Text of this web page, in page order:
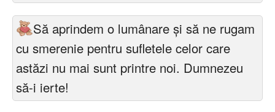
Să aprindem o lumânare și să ne rugam
cu smerenie pentru sufletele celor care
astăzi nu mai sunt printre noi. Dumnezeu
să-i ierte!